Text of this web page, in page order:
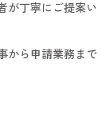
が丁寧にご提案い
から申請業務まで